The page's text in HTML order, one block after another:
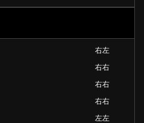
右左
右右
右右
右右
左左